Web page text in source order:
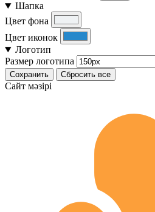
Шапка
Цвет фона
Цвет иконок
Логотип
Размер логотипа
Сохранить Сбросить все
Cайт мәзірі